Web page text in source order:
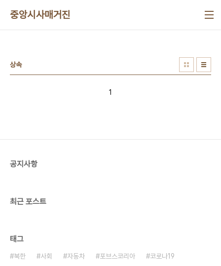
중앙시사매거진
상속
1
공지사항
최근 포스트
태그
북한 사회 자동차 포브스코리아
코로나19